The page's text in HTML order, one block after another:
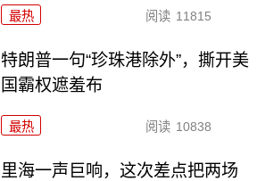
最热 阅读 11815
特朗普一句“珍珠港除外”，撕开美
国霸权遮羞布
最热 阅读 10838
里海一声巨响，这次差点把两场